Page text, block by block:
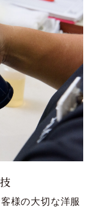
様の大切な洋服